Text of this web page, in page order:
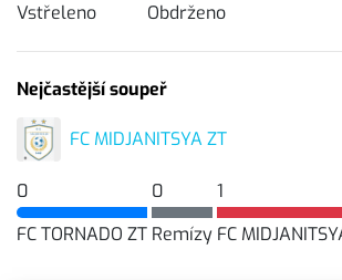
Vstřeleno
Obdrženo
Nejčastější soupeř
FC MIDJANITSYA ZT
0
FC TORNADO ZT
0
Remízy
1
FC